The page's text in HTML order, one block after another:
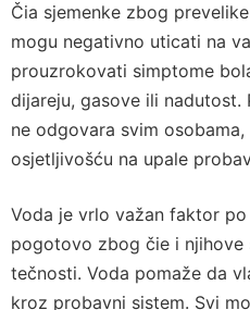
Čia sjemenke zbog
mogu negativno uticati na
prouzrokovati simptome
dijareju, gasove ili nadutost.
ne odgovara svim
osjetljivošću na upale
Voda je vrlo važan faktor
pogotovo zbog čie i njihove
tečnosti. Voda pomaže da
kroz probavni sistem. Svi